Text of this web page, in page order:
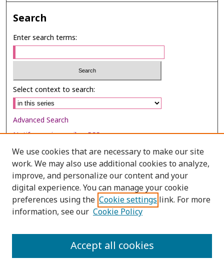
Search
Enter search terms:
Select context to search:
Advanced Search
Notify me via email orRSS
Browse
Collections
Disciplines
Authors
We use cookies that are necessary to make our site
work. We may also use additional cookies to analyze,
improve, and personalize our content and your
digital experience. You can manage your cookie
preferences using the Cookie settings link. For more
information, see our Cookie Policy
Accept all cookies